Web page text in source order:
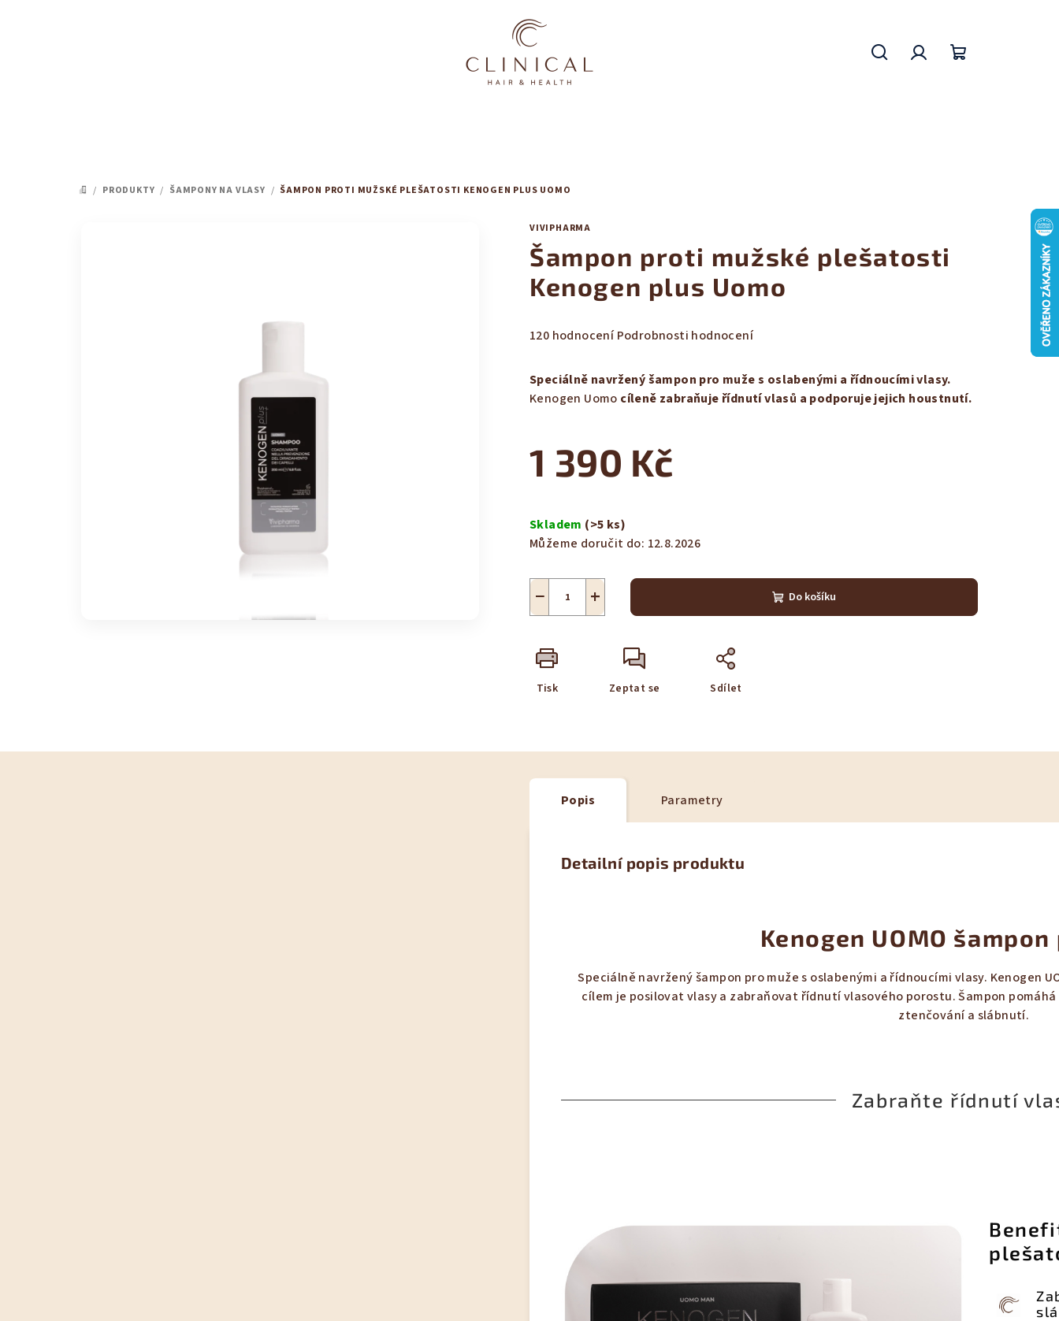
DOMŮ
/ PRODUKTY / ŠAMPONY NA VLASY / ŠAMPON PROTI MUŽSKÉ PLEŠATOSTI KENOGEN PLUS UOMO
VIVIPHARMA
Šampon proti mužské plešatosti
Kenogen plus Uomo
Průměrné
produktu
je
5
hvězdiček.
120 hodnocení Podrobnosti hodnocení
Speciálně navržený šampon pro muže s oslabenými a řídnoucími vlasy.
Kenogen Uomo cíleně zabraňuje řídnutí vlasů a podporuje jejich houstnutí.
1 390 Kč
cena:
Skladem (>5 ks)
Můžeme doručit do: 12.8.2026
+
− Do košíku
Tisk Zeptat se Sdílet
Popis Parametry
Detailní popis produktu
Kenogen UOMO
Speciálně navržený šampon pro muže s oslabenými a řídnoucími vlasy. Kenogen
cílem je posilovat vlasy a zabraňovat řídnutí vlasového porostu. Šampon
ztenčování a slábnutí.
Zabraňte řídnutí